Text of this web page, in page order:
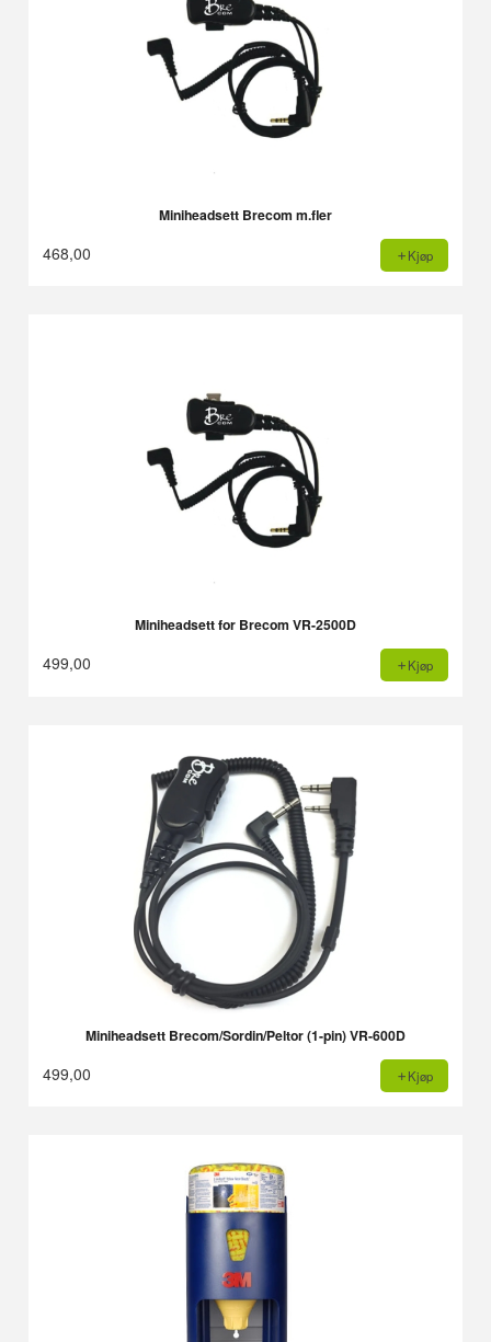
Miniheadsett Brecom m.fler
468,00 Kjøp
Miniheadsett for Brecom VR-2500D
499,00 Kjøp
Miniheadsett Brecom/Sordin/Peltor (1-pin) VR-600D
499,00 Kjøp